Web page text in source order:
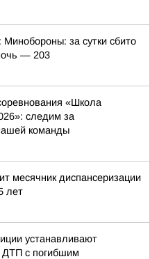
за сутки сбито
— 203
«Школа
следим за
команды
месячник диспансеризации
лет
устанавливают
ДТП с погибшим